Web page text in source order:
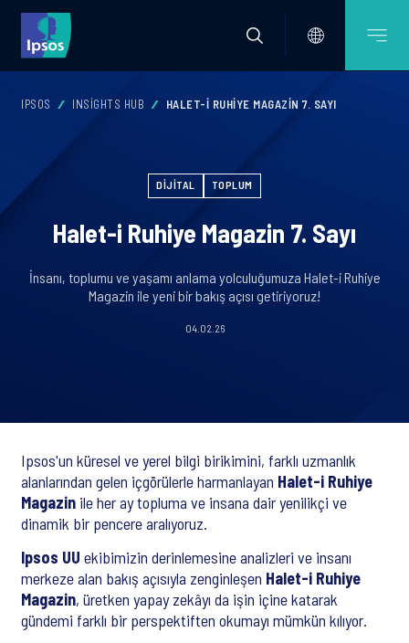
IPSOS INSIGHTS HUB HALET-I RUHIYE MAGAZIN 7. SAYI
DIJITAL TOPLUM
Halet-i Ruhiye Magazin 7. Sayı
İnsanı, toplumu ve yaşamı anlama yolculuğumuza Halet-i Ruhiye
Magazin ile yeni bir bakış açısı getiriyoruz!
04.02.26
Ipsos'un küresel ve yerel bilgi birikimini, farklı uzmanlık
alanlarından gelen içgörülerle harmanlayan Halet-i Ruhiye
Magazin ile her ay topluma ve insana dair yenilikçi ve
dinamik bir pencere aralıyoruz.
Ipsos UU ekibimizin derinlemesine analizleri ve insanı
merkeze alan bakış açısıyla zenginleşen Halet-i Ruhiye
Magazin, üretken yapay zekâyı da işin içine katarak
gündemi farklı bir perspektiften okumayı mümkün kılıyor.